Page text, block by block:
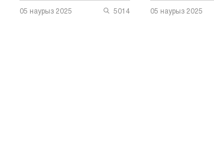
05 наурыз 2025 5014 05 наурыз 2025